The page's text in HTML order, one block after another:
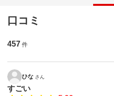
口コミ
457 件
ひな さん
すごい